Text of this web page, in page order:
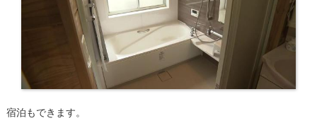
宿泊もできます。